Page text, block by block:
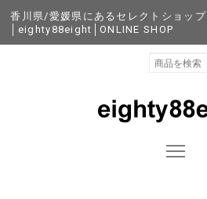
香川県/愛媛県にあるセレクトショップ
│eighty88eight│ONLINE SHOP